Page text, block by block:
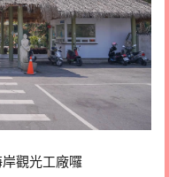
觀光工廠囉